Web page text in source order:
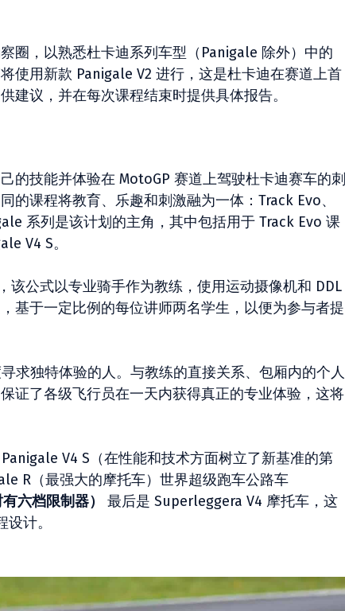
圈，以熟悉杜卡迪系列车型（Panigale 除外）中的
使用新款 Panigale V2 进行，这是杜卡迪在赛道上首
建议，并在每次课程结束时提供具体报告。
的技能并体验在 MotoGP 赛道上驾驶杜卡迪赛车的刺
课程将教育、乐趣和刺激融为一体：Track Evo、
系列是该计划的主角，其中包括用于 Track Evo 课
V4 S。
该公式以专业骑手作为教练，使用运动摄像机和 DDL
基于一定比例的每位讲师两名学生，以便为参与者提
求独特体验的人。与教练的直接关系、包厢内的个人
证了各级飞行员在一天内获得真正的专业体验，这将
V4 S（在性能和技术方面树立了新基准的第
R（最强大的摩托车）世界超级跑车公路车
六档限制器）
最后是 Superleggera V4 摩托车，这
计。